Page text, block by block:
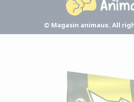
© Magasin animaux. All